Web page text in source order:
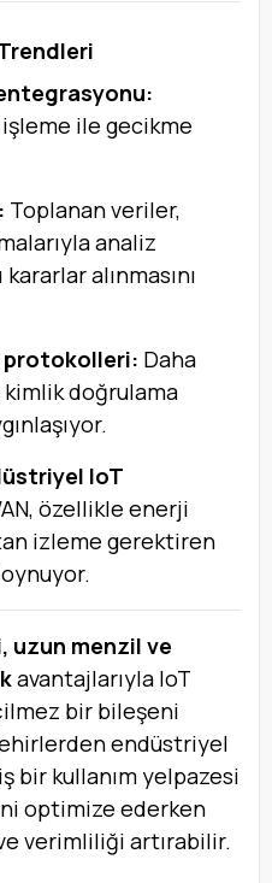
ile gecikme
Toplanan veriler,
analiz
alınmasını
protokolleri: Daha
doğrulama
IoT
özellikle enerji
izleme gerektiren
uzun menzil ve
avantajlarıyla IoT
bir bileşeni
endüstriyel
bir kullanım yelpazesi
optimize ederken
verimliliği artırabilir.